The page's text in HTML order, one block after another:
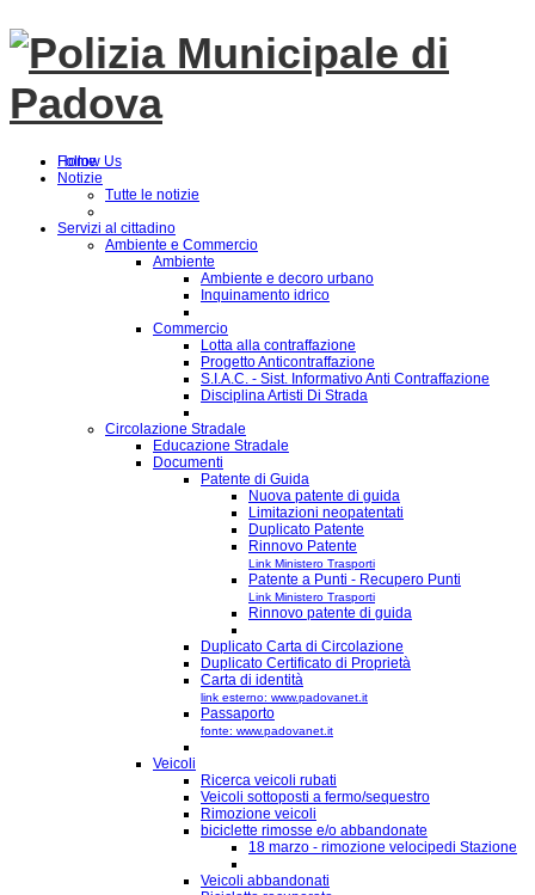
Follow Us
Home
Notizie
Tutte le notizie
Servizi al cittadino
Ambiente e Commercio
Ambiente
Ambiente e decoro urbano
Inquinamento idrico
Commercio
Lotta alla contraffazione
Progetto Anticontraffazione
S.I.A.C. - Sist. Informativo Anti Contraffazione
Disciplina Artisti Di Strada
Circolazione Stradale
Educazione Stradale
Documenti
Patente di Guida
Nuova patente di guida
Limitazioni neopatentati
Duplicato Patente
Rinnovo Patente
Link Ministero Trasporti
Patente a Punti - Recupero Punti
Link Ministero Trasporti
Rinnovo patente di guida
Duplicato Carta di Circolazione
Duplicato Certificato di Proprietà
Carta di identità
link esterno: www.padovanet.it
Passaporto
fonte: www.padovanet.it
Veicoli
Ricerca veicoli rubati
Veicoli sottoposti a fermo/sequestro
Rimozione veicoli
biciclette rimosse e/o abbandonate
18 marzo - rimozione velocipedi Stazione
Veicoli abbandonati